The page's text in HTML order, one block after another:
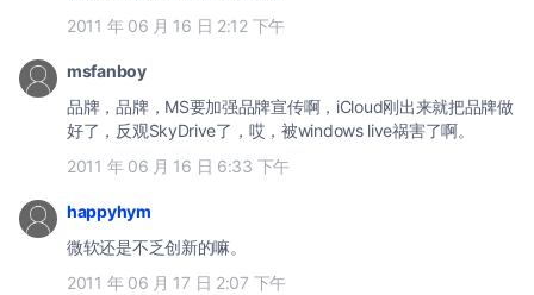
2011 年 06 月 16 日 2:12 下午
msfanboy
品牌，品牌，MS要加强品牌宣传啊，iCloud刚出来就把品牌做
好了，反观SkyDrive了，哎，被windows live祸害了啊。
2011 年 06 月 16 日 6:33 下午
happyhym
微软还是不乏创新的嘛。
2011 年 06 月 17 日 2:07 下午